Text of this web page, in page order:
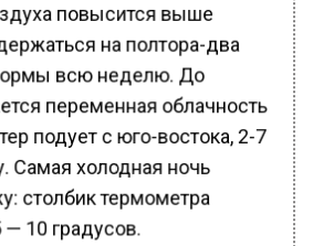
повысится выше
на полтора-два
всю неделю. До
переменная облачность
подует с юго-востока, 2-7
Самая холодная ночь
столбик термометра
— 10 градусов.